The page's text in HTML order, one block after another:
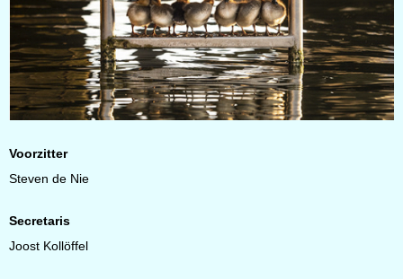
Voorzitter
Steven de Nie
Secretaris
Joost Kollöffel